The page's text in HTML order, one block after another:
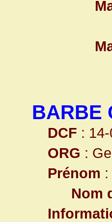
BARBE
DCF :
ORG :
Prénom
Nom